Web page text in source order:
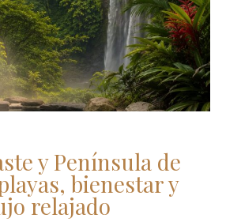
y Península de
bienestar y
relajado